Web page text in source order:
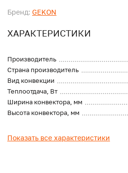
Бренд: GEKON
ХАРАКТЕРИСТИКИ
Производитель
Страна производитель
Вид конвекции
Теплоотдача, Вт
Ширина конвектора, мм
Высота конвектора, мм
Показать все характеристики